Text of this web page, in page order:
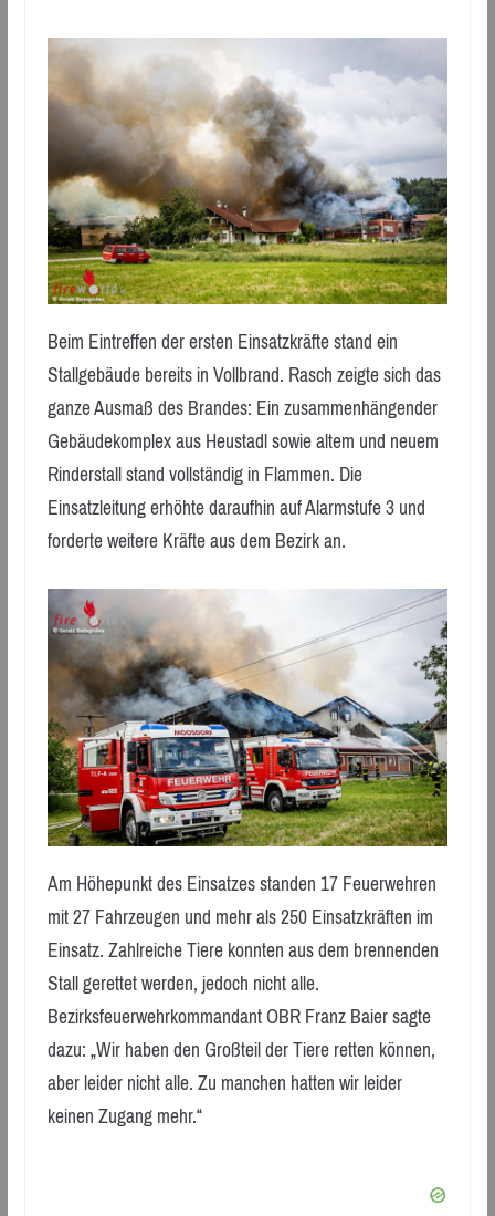
Beim Eintreffen der ersten Einsatzkräfte stand ein
Stallgebäude bereits in Vollbrand. Rasch zeigte sich das
ganze Ausmaß des Brandes: Ein zusammenhängender
Gebäudekomplex aus Heustadl sowie altem und neuem
Rinderstall stand vollständig in Flammen. Die
Einsatzleitung erhöhte daraufhin auf Alarmstufe 3 und
forderte weitere Kräfte aus dem Bezirk an.
Am Höhepunkt des Einsatzes standen 17 Feuerwehren
mit 27 Fahrzeugen und mehr als 250 Einsatzkräften im
Einsatz. Zahlreiche Tiere konnten aus dem brennenden
Stall gerettet werden, jedoch nicht alle.
Bezirksfeuerwehrkommandant OBR Franz Baier sagte
dazu: „Wir haben den Großteil der Tiere retten können,
aber leider nicht alle. Zu manchen hatten wir leider
keinen Zugang mehr.“